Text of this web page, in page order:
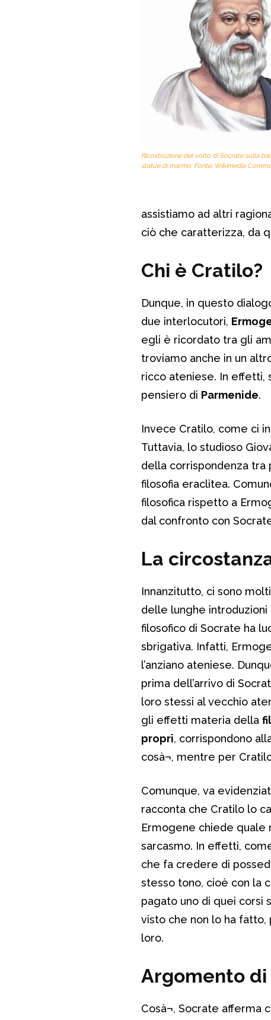
Ricostruzione del volto di Socrate sulla
statue di marmo. Fonte: Wikimedia
assistiamo ad altri
ciò che caratterizza, da
Chi è Cratilo?
Dunque, in questo
due interlocutori,
egli è ricordato tra gli
troviamo anche in un
ricco ateniese. In effetti,
pensiero di Parmenide.
Invece Cratilo, come ci
Tuttavia, lo studioso
della corrispondenza
filosofia eraclitea.
filosofica rispetto a
dal confronto con
La
Innanzitutto, ci sono
delle lunghe
filosofico di Socrate ha
sbrigativa. Infatti,
l’anziano ateniese.
prima dell’arrivo di
loro stessi al vecchio
gli effetti materia della
propri, corrispondono
cosà¬, mentre per
Comunque, va
racconta che Cratilo lo
Ermogene chiede quale
sarcasmo. In effetti,
che fa credere di
stesso tono, cioè con la
pagato uno di quei corsi
visto che non lo ha
loro.
Argomento
Cosà¬, Socrate afferma